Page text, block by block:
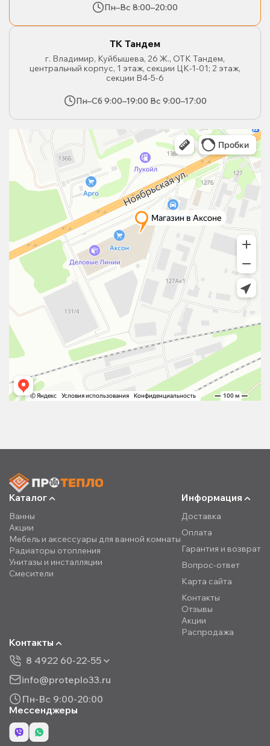
Пн–Вс 8:00–20:00
ТК Тандем
г. Владимир, Куйбышева, 26 Ж., ОТК Тандем,
центральный корпус, 1 этаж, секции ЦК-1-01; 2 этаж,
секции В4-5-6
Пн–Сб 9:00–19:00 Вс 9:00–17:00
Каталог
Ванны
Акции
Мебель и аксессуары для ванной комнаты
Радиаторы отопления
Унитазы и инсталляции
Смесители
Информация
Доставка
Оплата
Гарантия и возврат
Вопрос-ответ
Карта сайта
Контакты
Отзывы
Акции
Распродажа
Контакты
8 4922 60-22-55
info@proteplo33.ru
Пн-Вс 9:00-20:00
Мессенджеры